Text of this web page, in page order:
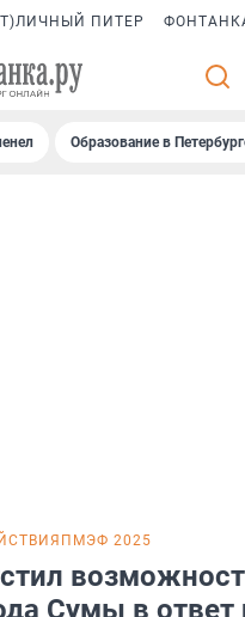
ПИТЕР
Образование в
ПМЭФ 2025
Сумы в ответ